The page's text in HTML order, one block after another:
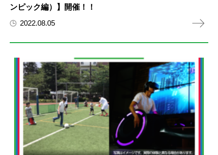
ンピック編）】開催！！
2022.08.05